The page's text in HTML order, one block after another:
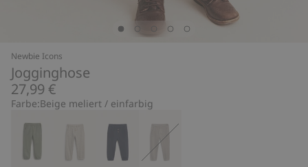
Newbie Icons
Jogginghose
27,99 €
Farbe:Beige meliert / einfarbig